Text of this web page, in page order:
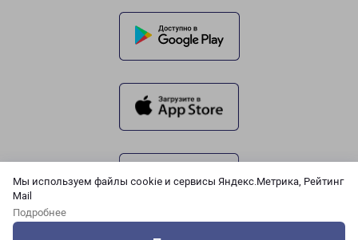
Мы используем файлы cookie и сервисы Яндекс.Метрика, Рейтинг
Mail
Подробнее